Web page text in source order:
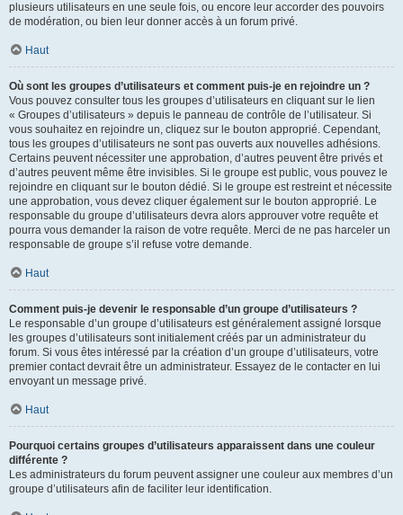
plusieurs utilisateurs en une seule fois, ou encore leur accorder des pouvoirs
de modération, ou bien leur donner accès à un forum privé.
Haut
Où sont les groupes d’utilisateurs et comment puis-je en rejoindre un ?
Vous pouvez consulter tous les groupes d’utilisateurs en cliquant sur le lien
« Groupes d’utilisateurs » depuis le panneau de contrôle de l’utilisateur. Si
vous souhaitez en rejoindre un, cliquez sur le bouton approprié. Cependant,
tous les groupes d’utilisateurs ne sont pas ouverts aux nouvelles adhésions.
Certains peuvent nécessiter une approbation, d’autres peuvent être privés et
d’autres peuvent même être invisibles. Si le groupe est public, vous pouvez le
rejoindre en cliquant sur le bouton dédié. Si le groupe est restreint et nécessite
une approbation, vous devez cliquer également sur le bouton approprié. Le
responsable du groupe d’utilisateurs devra alors approuver votre requête et
pourra vous demander la raison de votre requête. Merci de ne pas harceler un
responsable de groupe s’il refuse votre demande.
Haut
Comment puis-je devenir le responsable d’un groupe d’utilisateurs ?
Le responsable d’un groupe d’utilisateurs est généralement assigné lorsque
les groupes d’utilisateurs sont initialement créés par un administrateur du
forum. Si vous êtes intéressé par la création d’un groupe d’utilisateurs, votre
premier contact devrait être un administrateur. Essayez de le contacter en lui
envoyant un message privé.
Haut
Pourquoi certains groupes d’utilisateurs apparaissent dans une couleur
différente ?
Les administrateurs du forum peuvent assigner une couleur aux membres d’un
groupe d’utilisateurs afin de faciliter leur identification.